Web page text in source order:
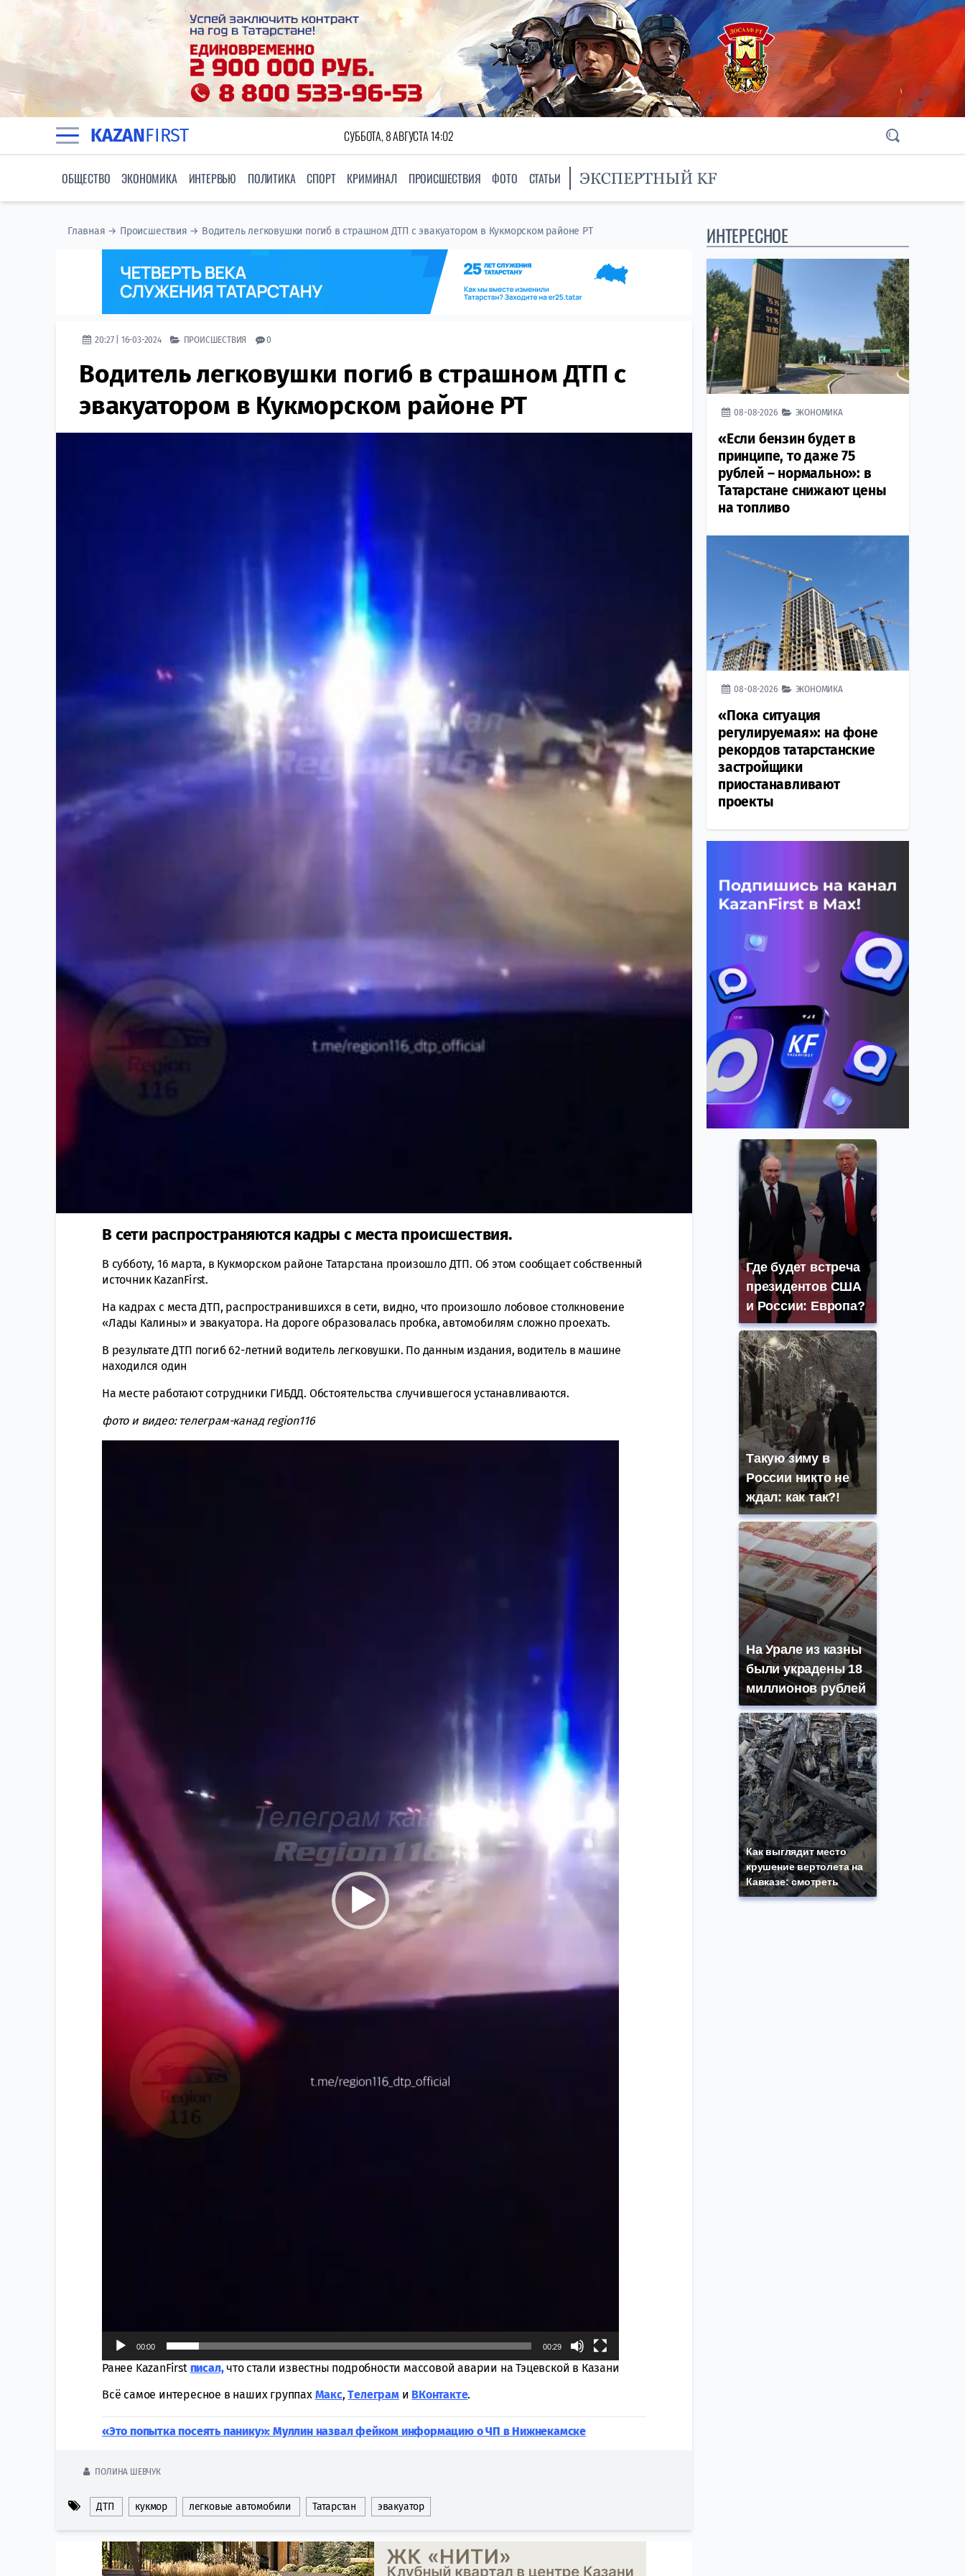
KAZANFIRST СУББОТА, 8 АВГУСТА 14:02
ОБЩЕСТВО ЭКОНОМИКА ИНТЕРВЬЮ ПОЛИТИКА СПОРТ КРИМИНАЛ ПРОИСШЕСТВИЯ ФОТО СТАТЬИ
Главная → Происшествия → Водитель легковушки погиб в страшном ДТП с эвакуатором в Кукморском районе РТ
20:27 | 16-03-2024 ПРОИСШЕСТВИЯ 0
Водитель легковушки погиб в страшном ДТП с
эвакуатором в Кукморском районе РТ
В сети распространяются кадры с места происшествия.
В субботу, 16 марта, в Кукморском районе Татарстана произошло ДТП. Об этом сообщает собственный
источник KazanFirst.
На кадрах с места ДТП, распространившихся в сети, видно, что произошло лобовое столкновение
«Лады Калины» и эвакуатора. На дороге образовалась пробка, автомобилям сложно проехать.
В результате ДТП погиб 62-летний водитель легковушки. По данным издания, водитель в машине
находился один
На месте работают сотрудники ГИБДД. Обстоятельства случившегося устанавливаются.
фото и видео: телеграм-канад region116
00:00 00:29
Ранее KazanFirst писал, что стали известны подробности массовой аварии на Тэцевской в Казани
Всё самое интересное в наших группах Макс,Tелеграми ВКонтакте.
«Это попытка посеять панику»: Муллин назвал фейком информацию о ЧП в Нижнекамске
ПОЛИНА ШЕВЧУК
ДТП кукмор легковые автомобили Татарстан эвакуатор
ИНТЕРЕСНОЕ
08-08-2026 ЭКОНОМИКА
«Если бензин будет в
принципе, то даже 75
рублей – нормально»: в
Татарстане снижают цены
на топливо
08-08-2026 ЭКОНОМИКА
«Пока ситуация
регулируемая»: на фоне
рекордов татарстанские
застройщики
приостанавливают
проекты
Где будет встреча
президентов США
и России: Европа?
Такую зиму в
России никто не
ждал: как так?!
На Урале из казны
были украдены 18
миллионов рублей
Как выглядит место
крушение вертолета на
Кавказе: смотреть